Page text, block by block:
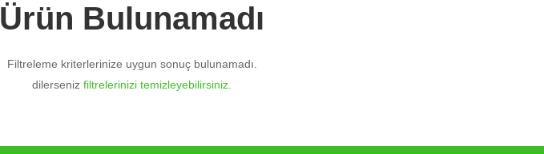
Ürün Bulunamadı
Filtreleme kriterlerinize uygun sonuç bulunamadı.
dilerseniz filtrelerinizi temizleyebilirsiniz.